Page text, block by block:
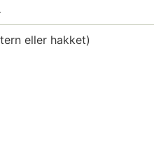
eller hakket)